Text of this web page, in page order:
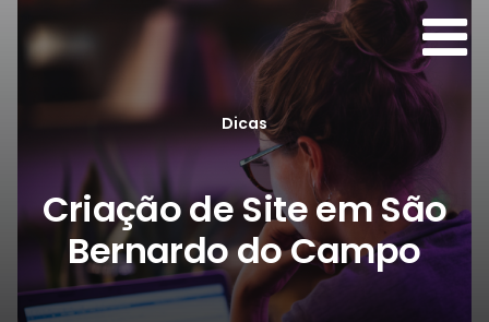
Dicas
Criação de Site em São
Bernardo do Campo